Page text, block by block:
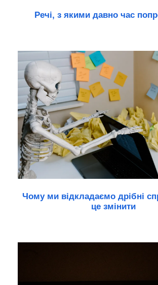
Речі, з якими давно час
Чому ми відкладаємо дрібні
це змінити